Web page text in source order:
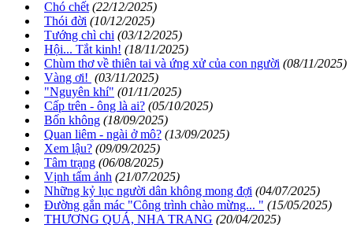
Chó chết (22/12/2025)
Thói đời (10/12/2025)
Tướng chì chi (03/12/2025)
Hội... Tắt kinh! (18/11/2025)
Chùm thơ về thiên tai và ứng xử của con người (08/11/2025)
Vàng ơi! (03/11/2025)
"Nguyên khí" (01/11/2025)
Cấp trên - ông là ai? (05/10/2025)
Bốn không (18/09/2025)
Quan liêm - ngài ở mô? (13/09/2025)
Xem lậu? (09/09/2025)
Tâm trạng (06/08/2025)
Vịnh tấm ảnh (21/07/2025)
Những kỷ lục người dân không mong đợi (04/07/2025)
Đường gắn mác "Công trình chào mừng... " (15/05/2025)
THƯƠNG QUÁ, NHA TRANG (20/04/2025)